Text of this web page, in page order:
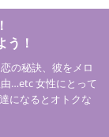
う！
の秘訣、彼をメロ
…etc 女性にとって
になるとオトクな